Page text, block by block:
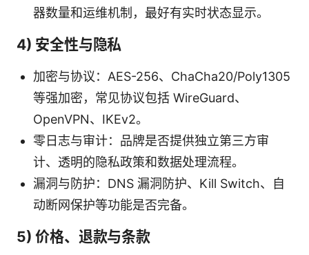
器数量和运维机制，最好有实时状态显示。
4) 安全性与隐私
加密与协议：AES-256、ChaCha20/Poly1305
等强加密，常见协议包括 WireGuard、
OpenVPN、IKEv2。
零日志与审计：品牌是否提供独立第三方审
计、透明的隐私政策和数据处理流程。
漏洞与防护：DNS 漏洞防护、Kill Switch、自
动断网保护等功能是否完备。
5) 价格、退款与条款